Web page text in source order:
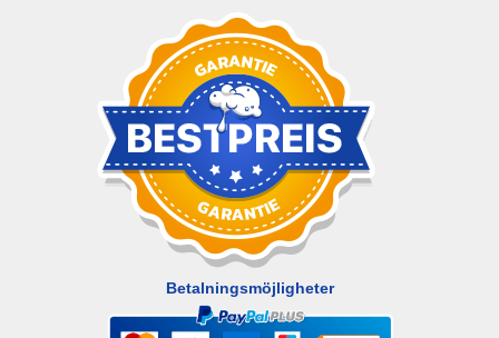
Betalningsmöjligheter